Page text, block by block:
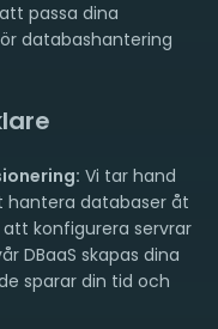
passa dina
databashantering
Vi tar hand
hantera databaser åt
konfigurera servrar
DBaaS skapas dina
sparar din tid och